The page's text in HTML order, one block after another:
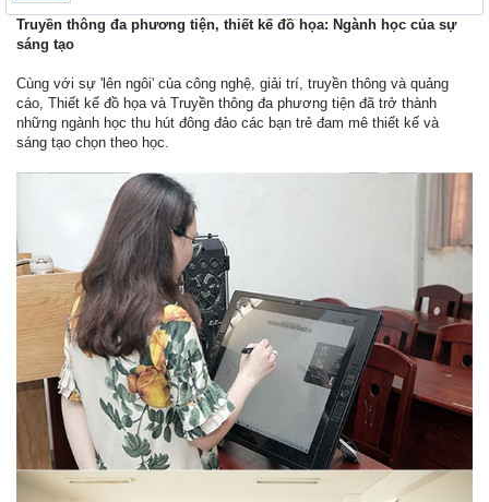
Truyền thông đa phương tiện, thiết kế đồ họa: Ngành học của sự
sáng tạo
Cùng với sự 'lên ngôi' của công nghệ, giải trí, truyền thông và quảng
cáo, Thiết kế đồ họa và Truyền thông đa phương tiện đã trở thành
những ngành học thu hút đông đảo các bạn trẻ đam mê thiết kế và
sáng tạo chọn theo học.